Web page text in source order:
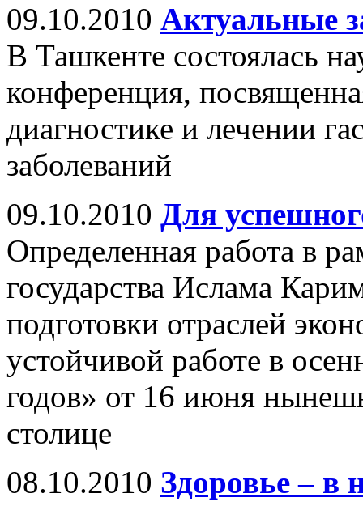
09.10.2010 Актуальные
В Ташкенте состоялась
конференция,
диагностике и лечении
заболеваний
09.10.2010 Для
Определенная работа в
государства Ислама
подготовки отраслей
устойчивой работе в
годов» от 16 июня
столице
08.10.2010 Здоровье – в